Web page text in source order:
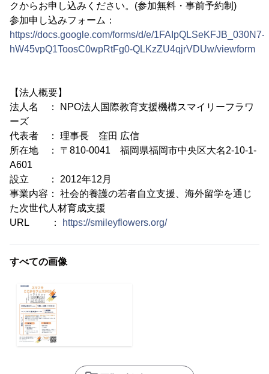
クからお申し込みください。(参加無料・事前予約制)
参加申し込みフォーム：
https://docs.google.com/forms/d/e/1FAIpQLSeKFJB_030N7-
hW45vpQ1ToosC0wpRtFg0-QLKzZU4qjrVDUw/viewform
【法人概要】
法人名 ： NPO法人国際教育支援機構スマイリーフラワ
ーズ
代表者 ： 理事長 窪田 広信
所在地 ： 〒810-0041 福岡県福岡市中央区大名2-10-1-
A601
設立 ： 2012年12月
事業内容： 社会的養護の若者自立支援、海外留学を通じ
た次世代人材育成支援
URL ：
https://smileyflowers.org/
すべての画像